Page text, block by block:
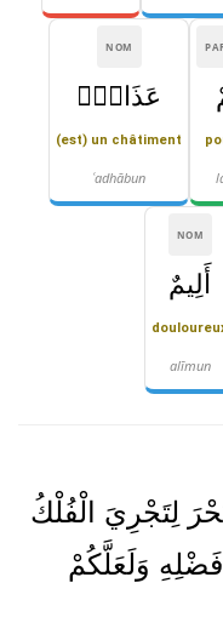
NOM
عَذَابٌۭ
(est) un châtiment
ʿadhābun
NOM
أَلِيمٌ
alīmun
لِتَجْرِيَ الْفُلْكُ
فَضْلِهِ وَلَعَلَّكُمْ